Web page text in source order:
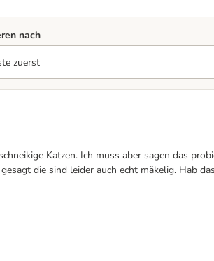
nach
Katzen. Ich muss aber sagen das
die sind leider auch echt mäkelig. Hab